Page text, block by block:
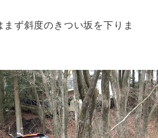
ず斜度のきつい坂を下りま